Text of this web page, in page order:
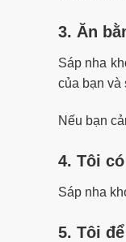
3. Ăn
Sáp nha
của bạn và
Nếu bạn
4. Tôi
Sáp nha
5. Tôi